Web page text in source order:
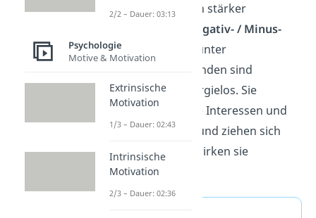
gesunden Menschen stärker
Negativ- / Minus-
Symptomatik
). Die unter
Schizophrenie Leidenden sind
antriebslos und energielos. Sie
vernachlässigen ihre Interessen und
ihr soziales Umfeld und ziehen sich
zurück. Außerdem wirken sie
emotionslos.
2/2 – Dauer: 03:13
Psychologie
Motive & Motivation
Extrinsische
Motivation
1/3 – Dauer: 02:43
Intrinsische
Motivation
2/3 – Dauer: 02:36